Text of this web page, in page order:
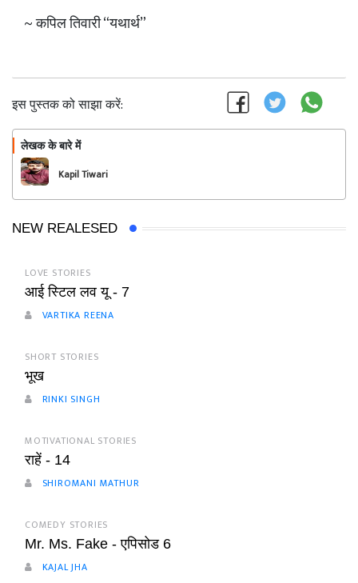
~ कपिल तिवारी “यथार्थ”
इस पुस्तक को साझा करें:
लेखक के बारे में
Kapil Tiwari
NEW REALESED
LOVE STORIES
आई स्टिल लव यू - 7
VARTIKA REENA
SHORT STORIES
भूख
RINKI SINGH
MOTIVATIONAL STORIES
राहें - 14
SHIROMANI MATHUR
COMEDY STORIES
Mr. Ms. Fake - एपिसोड 6
KAJAL JHA